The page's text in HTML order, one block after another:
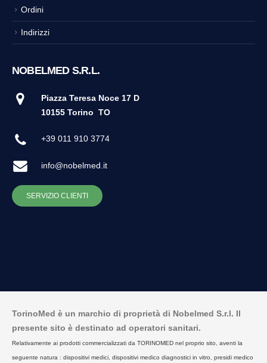
Ordini
Indirizzi
NOBELMED S.R.L.
Piazza Teresa Noce 17 D
10155 Torino TO
+39 011 910 3774
info@nobelmed.it
SERVIZIO CLIENTI
TorinoMed è un marchio di proprietà di Nobelmed S.r.l. Il
presente sito è destinato ad operatori sanitari.
Relativamente ai prodotti commercializzati da TORINOMED nel proprio sito, aventi la
seguente natura : dispositivi medici, dispositivi medico diagnostici in vitro, presidi medico